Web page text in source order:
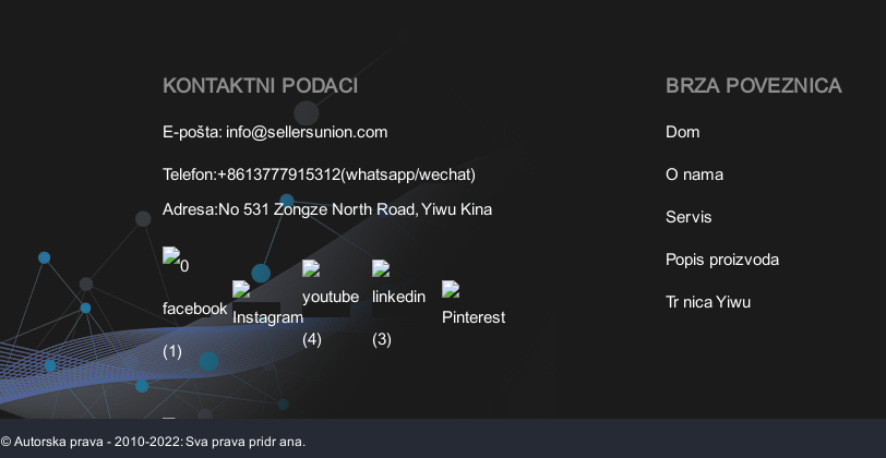
KONTAKTNI PODACI
E-pošta: info@sellersunion.com
Telefon:+8613777915312(whatsapp/wechat)
Adresa: No 531 Zongze North Road, Yiwu Kina
BRZA POVEZNICA
Dom
O nama
Servis
Popis proizvoda
Tržnica Yiwu
© Autorska prava - 2010-2022: Sva prava pridržana.